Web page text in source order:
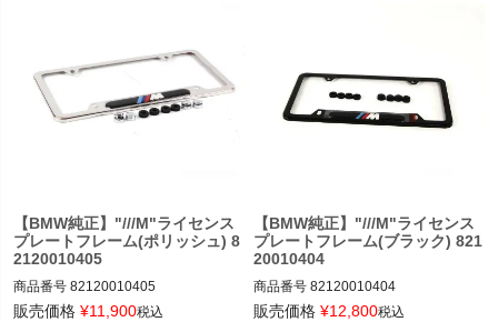
【BMW純正】"///M"ライセンス
プレートフレーム(ポリッシュ) 8
2120010405
商品番号 82120010405
82120010405
販売価格 ¥11,900税込
【BMW純正】"///M"ライセンス
プレートフレーム(ブラック) 821
20010404
商品番号 82120010404
82120010404
販売価格 ¥12,800税込